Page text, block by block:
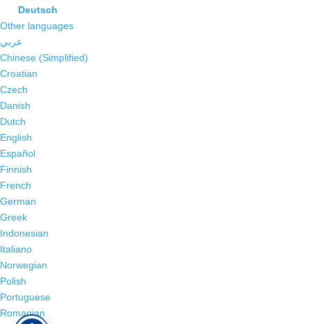
Deutsch
Other languages
عربي
Chinese (Simplified)
Croatian
Czech
Danish
Dutch
English
Español
Finnish
French
German
Greek
Indonesian
Italiano
Norwegian
Polish
Portuguese
Romanian